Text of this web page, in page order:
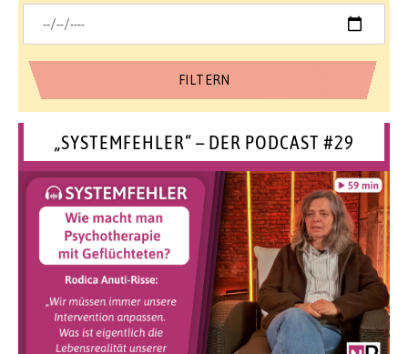
„SYSTEMFEHLER“ – DER PODCAST #29